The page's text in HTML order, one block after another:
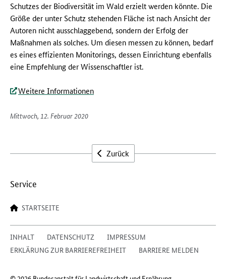
Schutzes der Biodiversität im Wald erzielt werden könnte. Die
Größe der unter Schutz stehenden Fläche ist nach Ansicht der
Autoren nicht ausschlaggebend, sondern der Erfolg der
Maßnahmen als solches. Um diesen messen zu können, bedarf
es eines effizienten Monitorings, dessen Einrichtung ebenfalls
eine Empfehlung der Wissenschaftler ist.
Weitere Informationen
Mittwoch, 12. Februar 2020
Zurück
Service
STARTSEITE
INHALT DATENSCHUTZ
IMPRESSUM
ERKLÄRUNG ZUR BARRIEREFREIHEIT
BARRIERE MELDEN